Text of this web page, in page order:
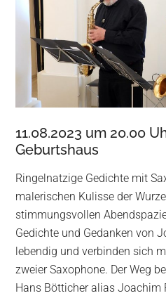
11.08.2023 um 20.00
Geburtshaus
Ringelnatzige Gedichte mit
malerischen Kulisse der
stimmungsvollen
Gedichte und Gedanken von
lebendig und verbinden sich
zweier Saxophone. Der Weg
Hans Bötticher alias Joachim